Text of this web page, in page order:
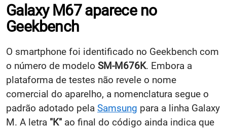
Galaxy M67 aparece no
Geekbench
O smartphone foi identificado no Geekbench com
o número de modelo SM-M676K. Embora a
plataforma de testes não revele o nome
comercial do aparelho, a nomenclatura segue o
padrão adotado pela Samsung para a linha Galaxy
M. A letra "K" ao final do código ainda indica que